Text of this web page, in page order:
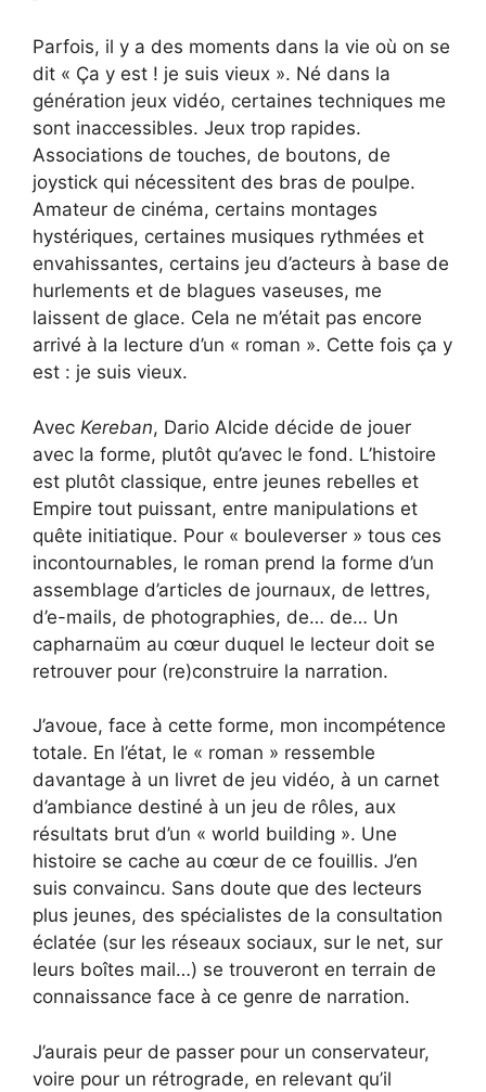
Parfois, il y a des moments dans la vie où on se
dit « Ça y est ! je suis vieux ». Né dans la
génération jeux vidéo, certaines techniques me
sont inaccessibles. Jeux trop rapides.
Associations de touches, de boutons, de
joystick qui nécessitent des bras de poulpe.
Amateur de cinéma, certains montages
hystériques, certaines musiques rythmées et
envahissantes, certains jeu d’acteurs à base de
hurlements et de blagues vaseuses, me
laissent de glace. Cela ne m’était pas encore
arrivé à la lecture d’un « roman ». Cette fois ça y
est : je suis vieux.
Avec Kereban, Dario Alcide décide de jouer
avec la forme, plutôt qu’avec le fond. L’histoire
est plutôt classique, entre jeunes rebelles et
Empire tout puissant, entre manipulations et
quête initiatique. Pour « bouleverser » tous ces
incontournables, le roman prend la forme d’un
assemblage d’articles de journaux, de lettres,
d’e-mails, de photographies, de… de… Un
capharnaüm au cœur duquel le lecteur doit se
retrouver pour (re)construire la narration.
J’avoue, face à cette forme, mon incompétence
totale. En l’état, le « roman » ressemble
davantage à un livret de jeu vidéo, à un carnet
d’ambiance destiné à un jeu de rôles, aux
résultats brut d’un « world building ». Une
histoire se cache au cœur de ce fouillis. J’en
suis convaincu. Sans doute que des lecteurs
plus jeunes, des spécialistes de la consultation
éclatée (sur les réseaux sociaux, sur le net, sur
leurs boîtes mail…) se trouveront en terrain de
connaissance face à ce genre de narration.
J’aurais peur de passer pour un conservateur,
voire pour un rétrograde, en relevant qu’il